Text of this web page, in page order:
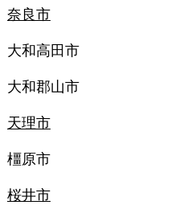
奈良市
大和高田市
大和郡山市
天理市
橿原市
桜井市